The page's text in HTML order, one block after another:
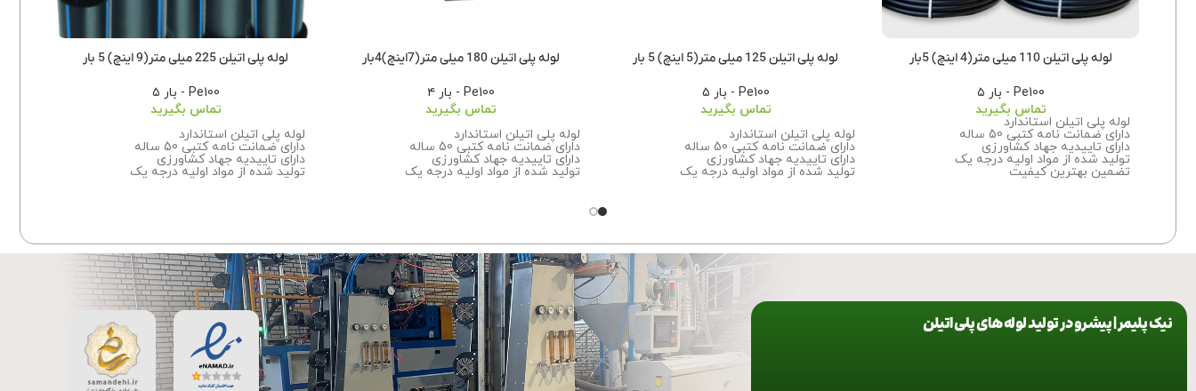
لوله پلی اتیلن 110 میلی متر(4 اینچ) 5بار
Pe100 - بار ۵
تماس بگیرید
لوله پلی اتیلن استاندارد
دارای ضمانت نامه کتبی 50 ساله
دارای تاییدیه جهاد کشاورزی
تولید شده از مواد اولیه درجه یک
تضمین بهترین کیفیت
برای اطلاعات بیشتر درباره سفارش این
لوله پلی اتیلن 125 میلی متر(5 اینچ) 5 بار
Pe100 - بار ۵
تماس بگیرید
لوله پلی اتیلن استاندارد
دارای ضمانت نامه کتبی 50 ساله
دارای تاییدیه جهاد کشاورزی
تولید شده از مواد اولیه درجه یک
تضمین بهترین کیفیت
لوله پلی اتیلن 180 میلی متر(7اینچ)4بار
Pe100 - بار ۴
تماس بگیرید
لوله پلی اتیلن استاندارد
دارای ضمانت نامه کتبی 50 ساله
دارای تاییدیه جهاد کشاورزی
تولید شده از مواد اولیه درجه یک
تضمین بهترین کیفیت
لوله پلی اتیلن 225 میلی متر(9 اینچ) 5 بار
Pe100 - بار ۵
تماس بگیرید
لوله پلی اتیلن استاندارد
دارای ضمانت نامه کتبی 50 ساله
دارای تاییدیه جهاد کشاورزی
تولید شده از مواد اولیه درجه یک
تضمین بهترین کیفیت
نیک پلیمر | پیشرو در تولید لوله های پلی اتیلن